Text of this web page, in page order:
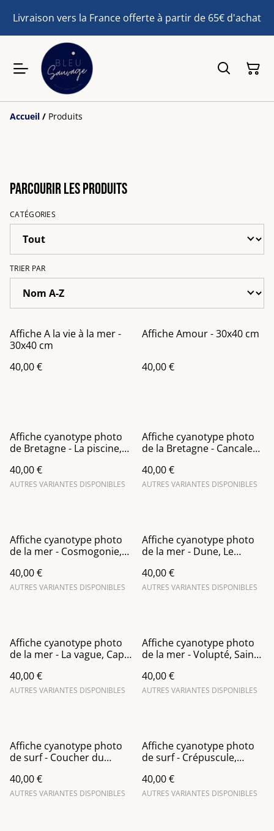
Livraison vers la France offerte à partir de 65€ d'achat
Accueil / Produits
Parcourir les produits
CATÉGORIES
TRIER PAR
Affiche A la vie à la mer -
30x40 cm
40,00 €
Affiche Amour - 30x40 cm
40,00 €
Affiche cyanotype photo
de Bretagne - La piscine,
40,00 €
AUTRES VARIANTES DISPONIBLES
Affiche cyanotype photo
de la Bretagne - Cancale
40,00 €
AUTRES VARIANTES DISPONIBLES
Affiche cyanotype photo
de la mer - Cosmogonie,
40,00 €
AUTRES VARIANTES DISPONIBLES
Affiche cyanotype photo
de la mer - Dune, Le
40,00 €
AUTRES VARIANTES DISPONIBLES
Affiche cyanotype photo
de la mer - La vague, Cap
40,00 €
AUTRES VARIANTES DISPONIBLES
Affiche cyanotype photo
de la mer - Volupté, Saint-
40,00 €
AUTRES VARIANTES DISPONIBLES
Affiche cyanotype photo
de surf - Coucher du
40,00 €
AUTRES VARIANTES DISPONIBLES
Affiche cyanotype photo
de surf - Crépuscule,
40,00 €
AUTRES VARIANTES DISPONIBLES